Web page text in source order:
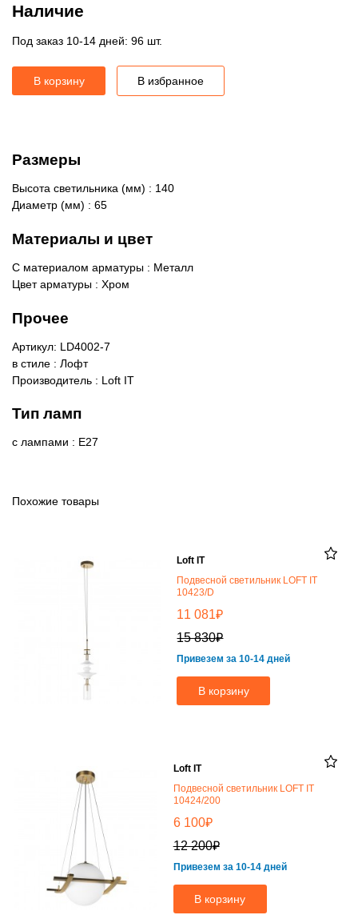
Наличие
Под заказ 10-14 дней: 96 шт.
В корзину В избранное
Размеры
Высота светильника (мм) : 140
Диаметр (мм) : 65
Материалы и цвет
С материалом арматуры : Металл
Цвет арматуры : Хром
Прочее
Артикул: LD4002-7
в стиле : Лофт
Производитель : Loft IT
Тип ламп
с лампами : E27
Похожие товары
Loft IT
Подвесной светильник LOFT IT
10423/D
11 081₽
15 830₽
Привезем за 10-14 дней
В корзину
Loft IT
Подвесной светильник LOFT IT
10424/200
6 100₽
12 200₽
Привезем за 10-14 дней
В корзину